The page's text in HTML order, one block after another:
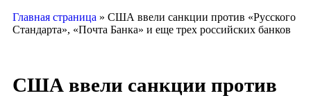
Главная страница » США ввели санкции против «Русского
Стандарта», «Почта Банка» и еще трех российских банков
США ввели санкции против